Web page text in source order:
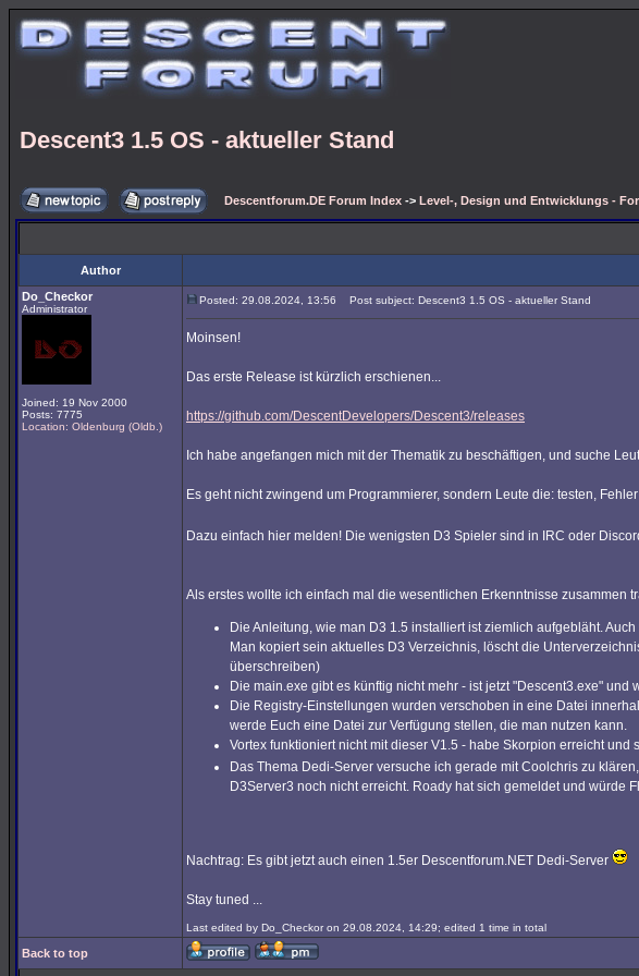
Descent3 1.5 OS - aktueller Stand
Descentforum.DE Forum Index -> Level-, Design und Entwicklungs -
Author
Do_Checkor
Administrator
Joined: 19 Nov 2000
Posts: 7775
Location: Oldenburg (Oldb.)
Posted: 29.08.2024, 13:56 Post subject: Descent3 1.5 OS - aktueller Stand
Moinsen!
Das erste Release ist kürzlich erschienen...
https://github.com/DescentDevelopers/Descent3/releases
Ich habe angefangen mich mit der Thematik zu beschäftigen, und suche
Es geht nicht zwingend um Programmierer, sondern Leute die: testen,
Dazu einfach hier melden! Die wenigsten D3 Spieler sind in IRC oder
Als erstes wollte ich einfach mal die wesentlichen Erkenntnisse zusammen
Die Anleitung, wie man D3 1.5 installiert ist ziemlich aufgebläht.
Man kopiert sein aktuelles D3 Verzeichnis, löscht die
überschreiben)
Die main.exe gibt es künftig nicht mehr - ist jetzt "Descent3.exe"
Die Registry-Einstellungen wurden verschoben in eine Datei
werde Euch eine Datei zur Verfügung stellen, die man nutzen kann.
Vortex funktioniert nicht mit dieser V1.5 - habe Skorpion erreicht
Das Thema Dedi-Server versuche ich gerade mit Coolchris zu
D3Server3 noch nicht erreicht. Roady hat sich gemeldet und würde
Nachtrag: Es gibt jetzt auch einen 1.5er Descentforum.NET Dedi-Server
Stay tuned ...
Last edited by Do_Checkor on 29.08.2024, 14:29; edited 1 time in total
Back to top